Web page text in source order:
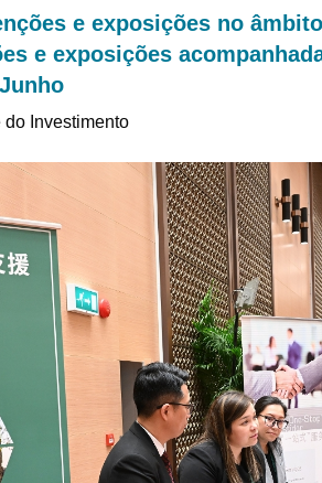
e exposições no
e exposições
do Investimento